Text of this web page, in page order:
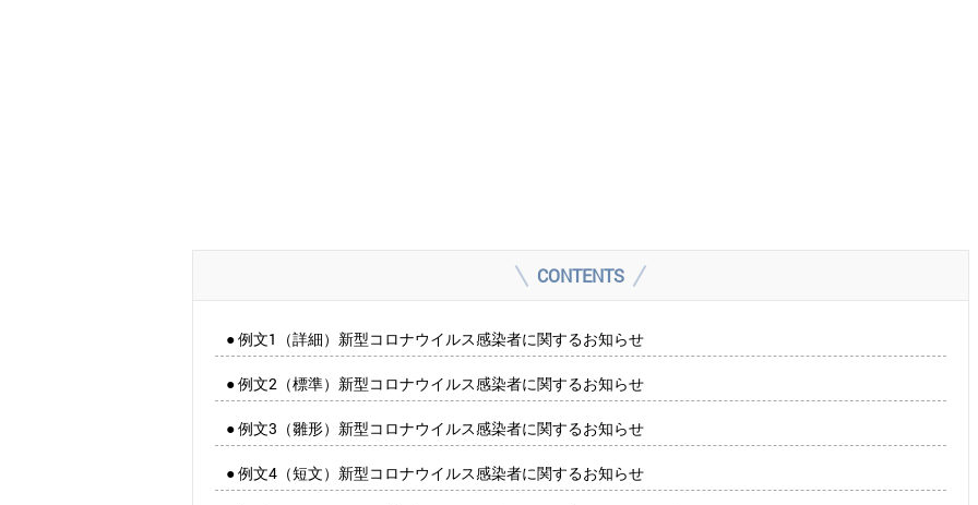
CONTENTS
● 例文1（詳細）新型コロナウイルス感染者に関するお知らせ
● 例文2（標準）新型コロナウイルス感染者に関するお知らせ
● 例文3（雛形）新型コロナウイルス感染者に関するお知らせ
● 例文4（短文）新型コロナウイルス感染者に関するお知らせ